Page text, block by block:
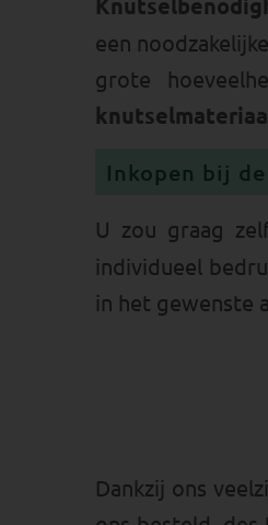
een
grote
Inkopen bij
U zou graag
individueel
in het gewenste
Dankzij ons